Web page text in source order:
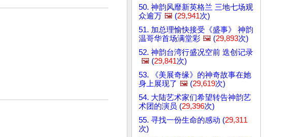
50. 神韵风靡新英格兰 三地七场观
众逾万 🖼️ (29,941次)
51. 加总理愉快接受《盛事》 神韵
温哥华首场满堂彩 🖼️ (29,893次)
52. 神韵台湾行盛况空前 迭创记录
🖼️ (29,841次)
53. 《美展奇缘》的神奇故事在她
身上展现了 🖼️ (29,619次)
54. 大陆艺术家们希望转告神韵艺
术团的演员 (29,396次)
55. 寻找一份生命的感动 (29,311
次)